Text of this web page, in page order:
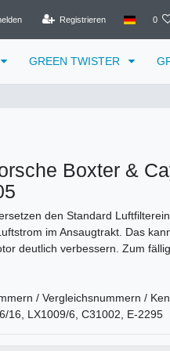
Registrieren 0
GREEN TWISTER
Boxter &
den Standard
im Ansaugtrakt. Das
deutlich verbessern. Zum
/ Vergleichsnummern /
16, LX1009/6, C31002, E-2295